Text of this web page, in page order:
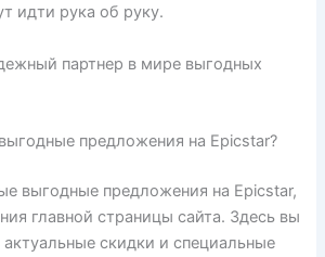
идти рука об руку.
партнер в мире выгодных
предложения на Epicstar?
выгодные предложения на Epicstar,
главной страницы сайта. Здесь вы
скидки и специальные